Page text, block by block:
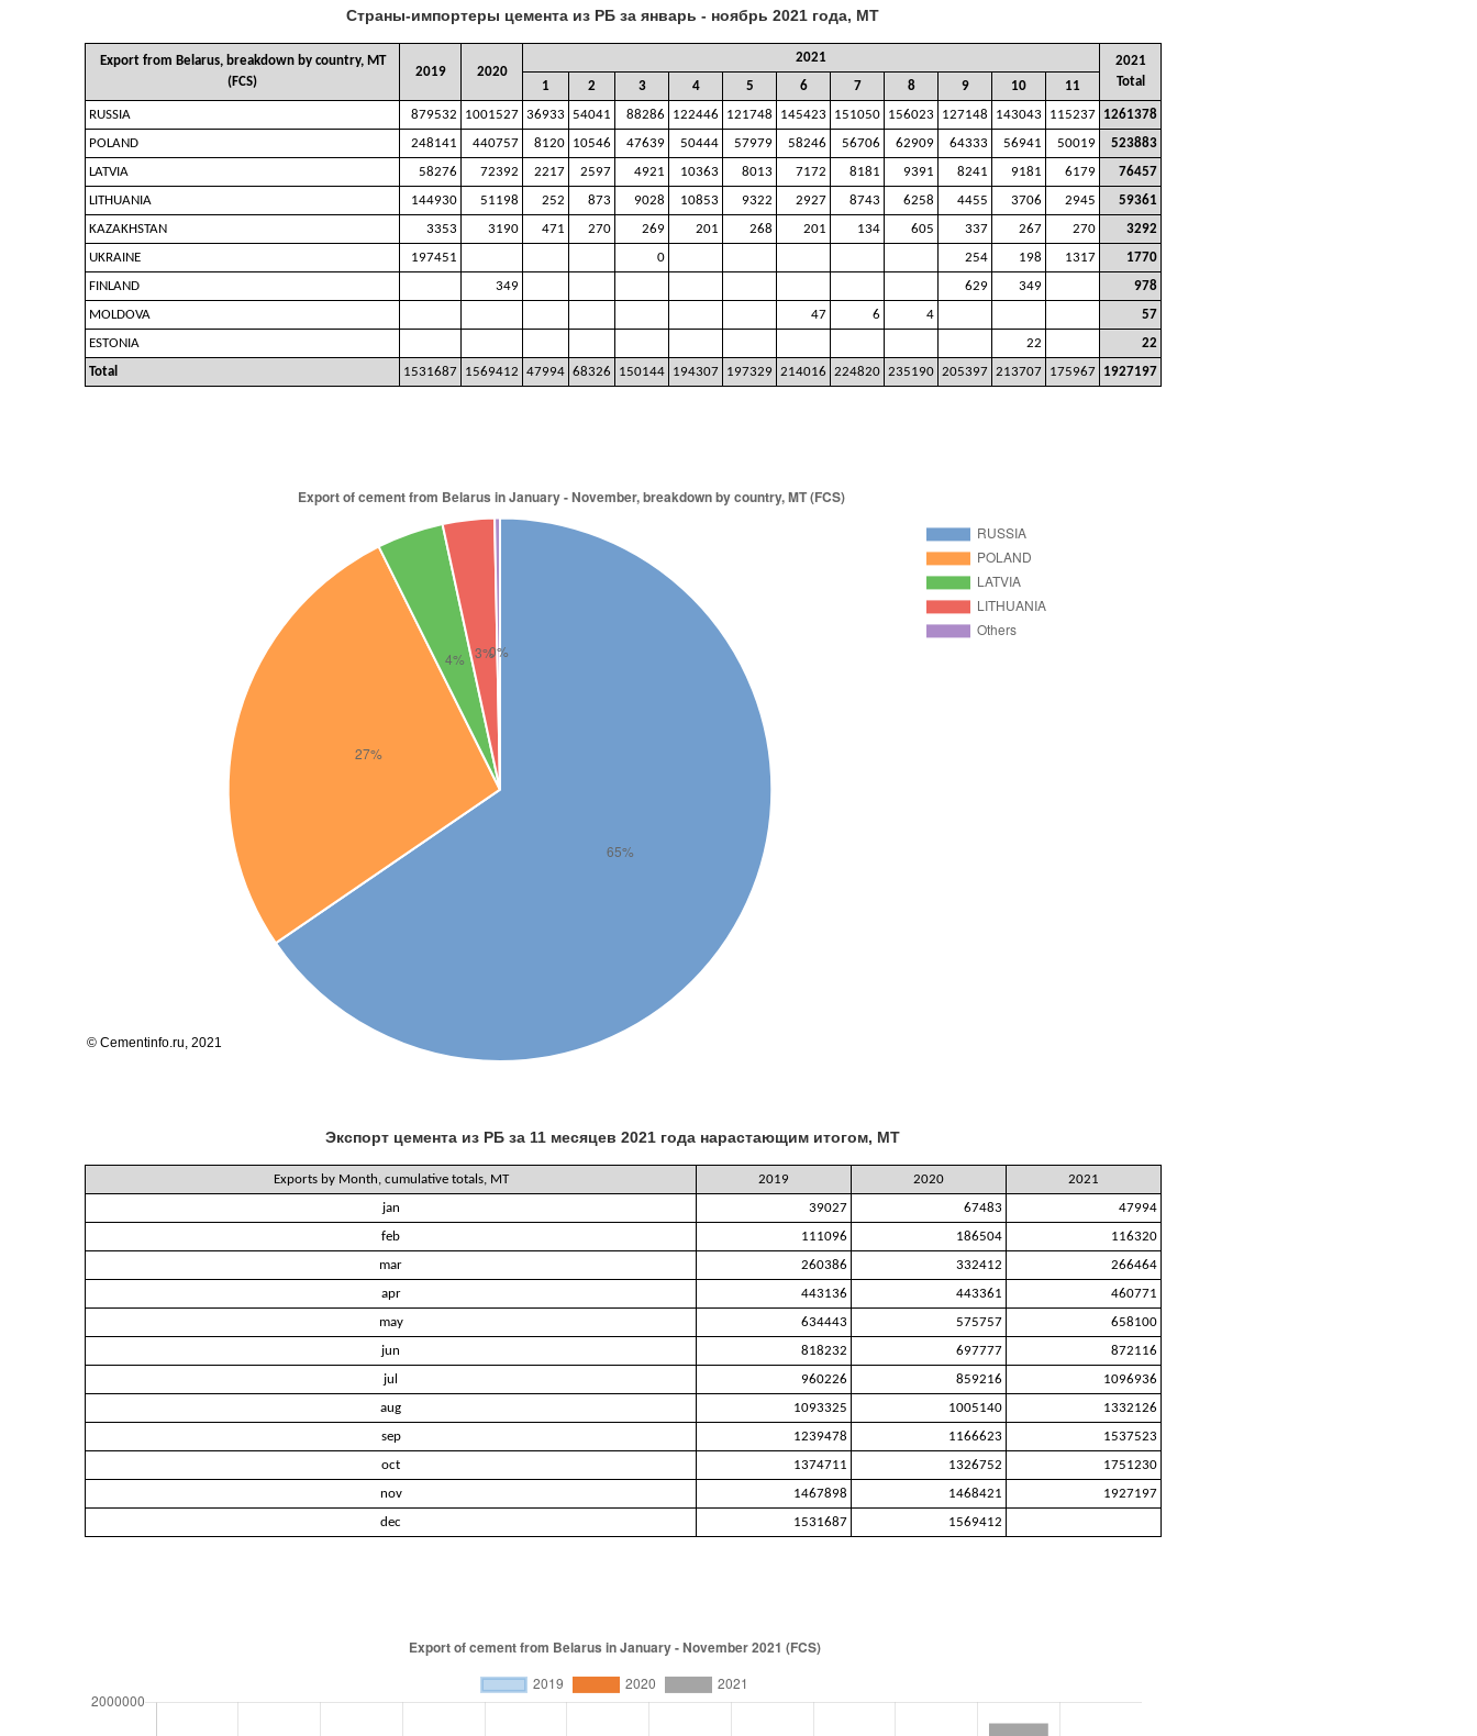
Страны-импортеры цемента из РБ за январь - ноябрь 2021 года, МТ
Export from Belarus, breakdown by country, MT
(FCS)
2019 2020
2021
2021
Total
1 2 3 4 5 6 7 8 9 10
11
RUSSIA
879532 1001527 36933 54041 88286 122446 121748 145423 151050 156023 127148 143043 115237
1261378
POLAND
248141 440757 8120 10546 47639 50444 57979 58246 56706 62909 64333 56941 50019
523883
LATVIA
58276 72392 2217 2597 4921 10363 8013 7172 8181 9391 8241 9181 6179
76457
LITHUANIA
144930 51198 252 873 9028 10853 9322 2927 8743 6258 4455 3706 2945
59361
KAZAKHSTAN
3353 3190 471 270 269 201 268 201 134 605 337 267 270
3292
UKRAINE
197451 0 254 198 1317
1770
FINLAND
349 629 349
978
MOLDOVA
47 6 4
57
ESTONIA
22
22
Total
1531687 1569412 47994 68326 150144 194307 197329 214016 224820 235190 205397 213707 175967 1927197
Экспорт цемента из РБ за 11 месяцев 2021 года нарастающим итогом, МТ
Exports by Month, cumulative totals, MT 2019 2020
2021
jan
39027 67483
47994
feb
111096 186504
116320
mar
260386 332412
266464
apr
443136 443361
460771
may
634443 575757
658100
jun
818232 697777
872116
jul
960226 859216
1096936
aug
1093325 1005140
1332126
sep
1239478 1166623
1537523
oct
1374711 1326752
1751230
nov
1467898 1468421
1927197
dec
1531687 1569412